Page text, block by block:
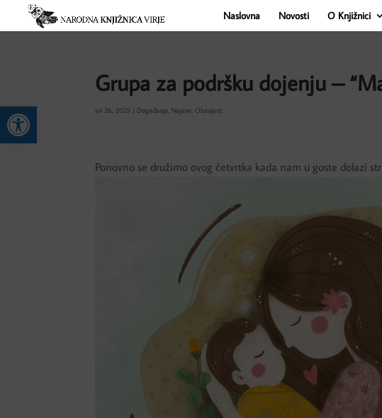
Open toolbar
Naslovna Novosti O Knjižnici
Grupa za podršku dojenju –
svi 26, 2025 | Događanja Najave Obavijest
Ponovno se družimo ovog četvrtka kada nam u goste dolazi